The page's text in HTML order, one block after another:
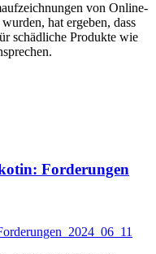
von Online-
hat ergeben, dass
schädliche Produkte wie
Forderungen